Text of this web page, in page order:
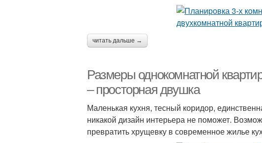
читать дальше →
Размеры однокомнатной
– просторная двушка
Маленькая кухня, тесный коридор,
никакой дизайн интерьера не поможет.
превратить хрущевку в современное жилье